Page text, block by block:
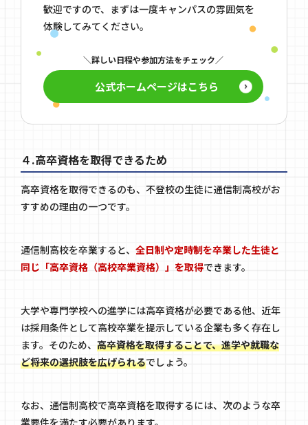
歓迎ですので、まずは一度キャンパスの雰囲気を
体験してみてください。
詳しい日程や参加方法をチェック
公式ホームページはこちら
４.高卒資格を取得できるため
高卒資格を取得できるのも、不登校の生徒に通信制高校がお
すすめの理由の一つです。
通信制高校を卒業すると、 全日制や定時制を卒業した生徒と
同じ「高卒資格（高校卒業資格）」を取得できます。
大学や専門学校への進学には高卒資格が必要である他、近年
は採用条件として高校卒業を提示している企業も多く存在し
ます。そのため、 高卒資格を取得することで、進学や就職な
ど将来の選択肢を広げられるでしょう。
なお、通信制高校で高卒資格を取得するには、次のような卒